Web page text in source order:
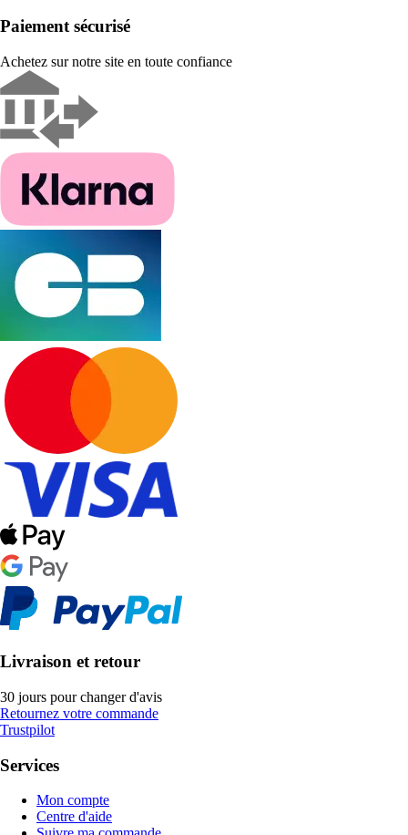
Paiement sécurisé
Achetez sur notre site en toute confiance
Livraison et retour
30 jours pour changer d'avis
Retournez votre commande
Trustpilot
Services
Mon compte
Centre d'aide